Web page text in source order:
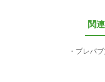
関
プレパ